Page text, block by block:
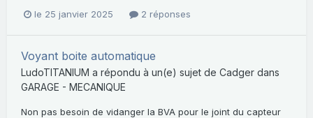
le 25 janvier 2025 2 réponses
Voyant boite automatique
LudoTITANIUM a répondu à un(e) sujet de Cadger dans
GARAGE - MECANIQUE
Non pas besoin de vidanger la BVA pour le joint du capteur